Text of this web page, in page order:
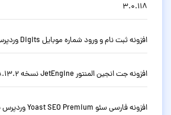
3.0.118
افزونه ثبت نام و ورود شماره موبایل Digits وردپرس نسخه 9.2
افزونه جت انجین المنتور JetEngine نسخه 3.8.13.2
افزونه فارسی سئو Yoast SEO Premium وردپرس نسخه حرفه ای 28.2